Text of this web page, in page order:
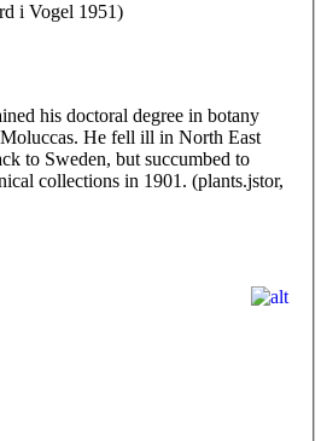
i Vogel 1951)
his doctoral degree in botany
He fell ill in North East
to Sweden, but succumbed to
collections in 1901. (plants.jstor,